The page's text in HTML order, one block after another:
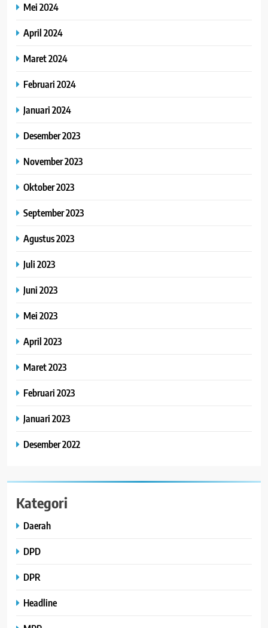
Mei 2024
April 2024
Maret 2024
Februari 2024
Januari 2024
Desember 2023
November 2023
Oktober 2023
September 2023
Agustus 2023
Juli 2023
Juni 2023
Mei 2023
April 2023
Maret 2023
Februari 2023
Januari 2023
Desember 2022
Kategori
Daerah
DPD
DPR
Headline